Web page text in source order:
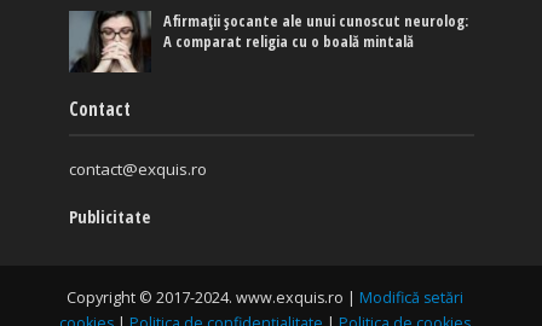
Afirmaţii şocante ale unui cunoscut neurolog:
A comparat religia cu o boală mintală
Contact
contact@exquis.ro
Publicitate
Copyright © 2017-2024. www.exquis.ro | Modifică setări